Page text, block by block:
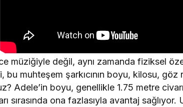
müziğiyle değil, aynı zamanda fiziksel
bu muhteşem şarkıcının boyu, kilosu,
Adele’in boyu, genellikle 1.75 metre
sırasında ona fazlasıyla avantaj